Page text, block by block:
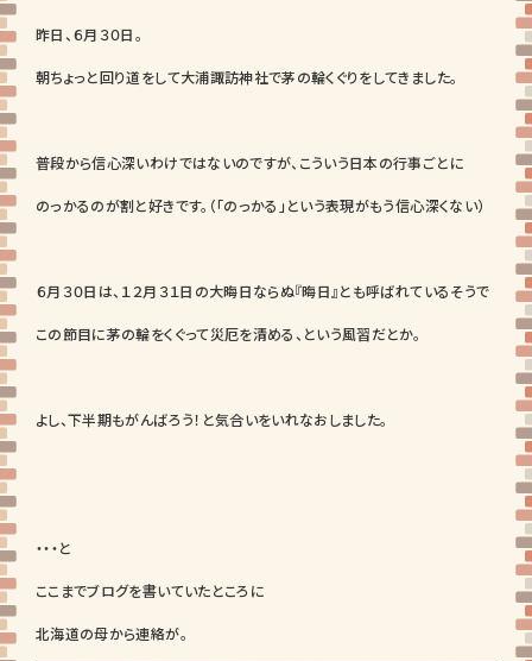
昨日、６月３０日。
朝ちょっと回り道をして大浦諏訪神社で茅の輪くぐりをしてきました。
普段から信心深いわけではないのですが、こういう日本の行事ごとに
のっかるのが割と好きです。（「のっかる」という表現がもう信心深くない）
６月３０日は、１２月３１日の大晦日ならぬ『晦日』とも呼ばれているそうで
この節目に茅の輪をくぐって災厄を清める、という風習だとか。
よし、下半期もがんばろう！と気合いをいれなおしました。
・・・と
ここまでブログを書いていたところに
北海道の母から連絡が。